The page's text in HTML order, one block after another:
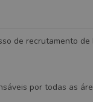
de recrutamento de
por todas as